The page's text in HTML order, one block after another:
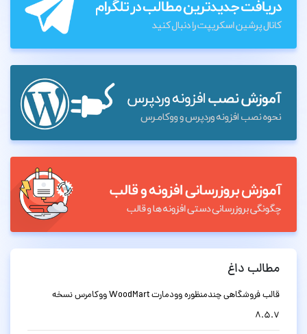
مطالب داغ
قالب فروشگاهی چندمنظوره وودمارت WoodMart ووکامرس نسخه
8.5.7